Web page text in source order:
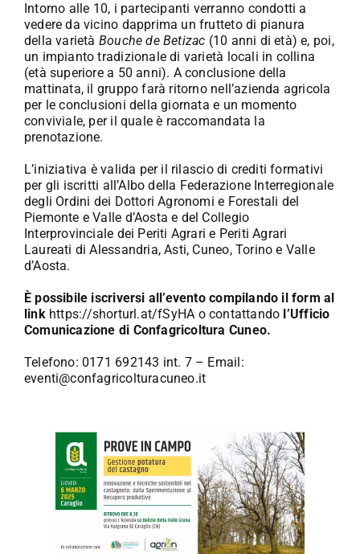
Intorno alle 10, i partecipanti verranno condotti a
vedere da vicino dapprima un frutteto di pianura
della varietà Bouche de Betizac (10 anni di età) e, poi,
un impianto tradizionale di varietà locali in collina
(età superiore a 50 anni). A conclusione della
mattinata, il gruppo farà ritorno nell’azienda agricola
per le conclusioni della giornata e un momento
conviviale, per il quale è raccomandata la
prenotazione.
L’iniziativa è valida per il rilascio di crediti formativi
per gli iscritti all’Albo della Federazione Interregionale
degli Ordini dei Dottori Agronomi e Forestali del
Piemonte e Valle d’Aosta e del Collegio
Interprovinciale dei Periti Agrari e Periti Agrari
Laureati di Alessandria, Asti, Cuneo, Torino e Valle
d’Aosta.
È possibile iscriversi all’evento compilando il form al
link https://shorturl.at/fSyHA o contattando l’Ufficio
Comunicazione di Confagricoltura Cuneo.
Telefono: 0171 692143 int. 7 – Email:
eventi@confagricolturacuneo.it